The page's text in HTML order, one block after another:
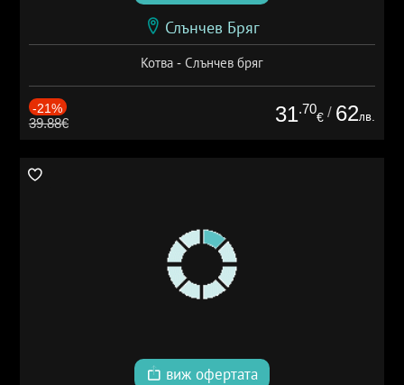
Слънчев Бряг
Котва - Слънчев бряг
-21%
39.88€ 31.70
€ / 62лв.
виж офертата